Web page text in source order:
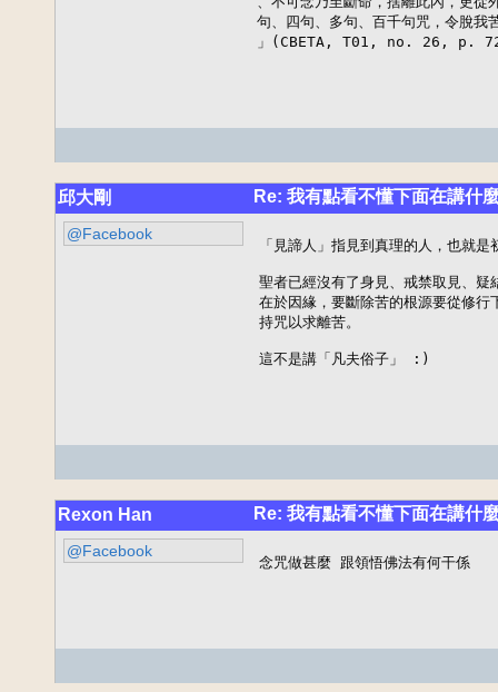
句、四句、多句、百千句咒，令脫我
」(CBETA, T01, no. 26, p.
邱大剛 Re: 我有點看不懂下面在講什
@Facebook
「見諦人」指見到真理的人，也就
聖者已經沒有了身見、戒禁取見、
在於因緣，要斷除苦的根源要從修
持咒以求離苦。
這不是講「凡夫俗子」 :)
Rexon Han Re: 我有點看不懂下面在講什
@Facebook
念咒做甚麼 跟領悟佛法有何干係